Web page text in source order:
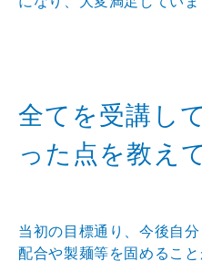
全てを受講し
った点を教え
当初の目標通り、今後自
配合や製麺等を固めること